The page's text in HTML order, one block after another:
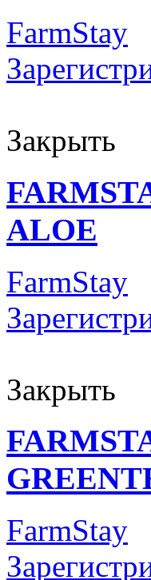
FarmStay
Закрыть
ALOE
FarmStay
Закрыть
FarmStay